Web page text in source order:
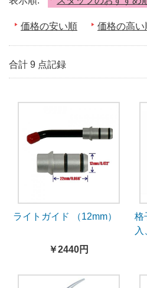
価格の安い順 価格の高い
合計 9 点記録
ライトガイド （12mm）
￥2440円
格